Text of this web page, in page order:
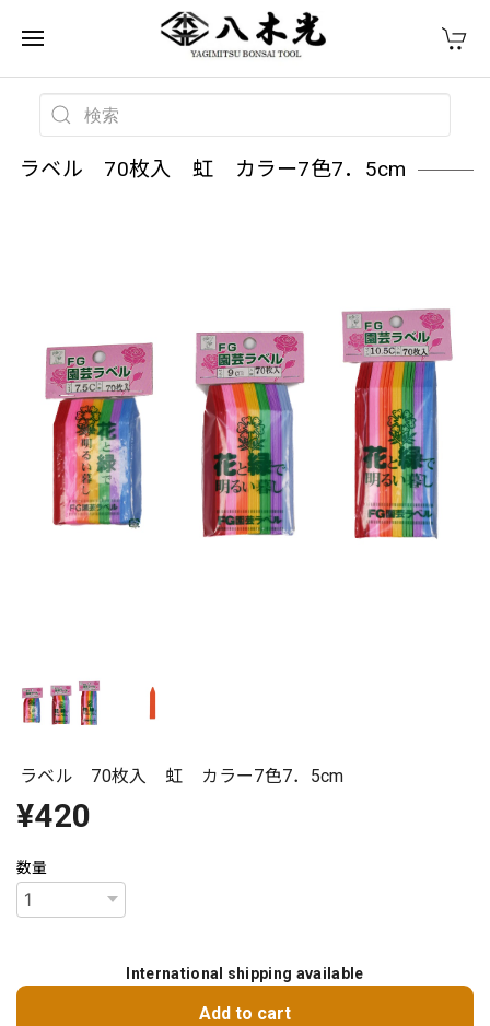
ラベル 70枚入 虹 カラー7色7．5cm
ラベル 70枚入 虹 カラー7色7．5cm
¥420
数量
International shipping available
Add to cart